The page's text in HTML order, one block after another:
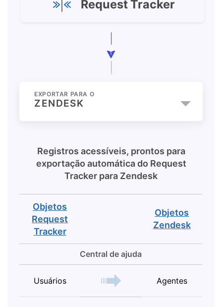
Request Tracker
EXPORTAR PARA O
ZENDESK
Registros acessíveis, prontos para
exportação automática do Request
Tracker para Zendesk
Objetos
Request
Tracker
Objetos
Zendesk
Central de ajuda
Usuários Agentes